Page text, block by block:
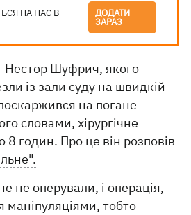
НА НАС В ДОДАТИ
ЗАРАЗ
Нестор Шуфрич, якого
із зали суду на швидкій
на погане
словами, хірургічне
8 годин. Про це він розповів
не оперували, і операція,
маніпуляціями, тобто